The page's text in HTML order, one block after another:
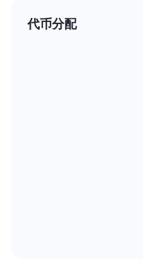
政治
Nicolle 最初是 IT 技术人员，在
他专注研究 Bitcoin 生态系统，以
代币分配